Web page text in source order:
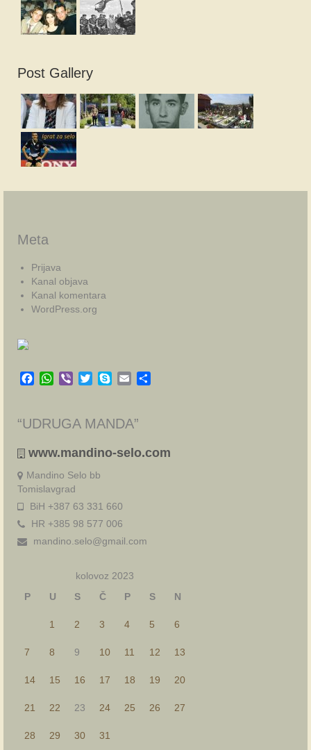
Post Gallery
Meta
Prijava
Kanal objava
Kanal komentara
WordPress.org
Facebook
WhatsApp
Viber TwitterSkypeEmail
“UDRUGA MANDA”
www.mandino-selo.com
Mandino Selo bb
Tomislavgrad
BiH +387 63 331 660
HR +385 98 577 006
mandino.selo@gmail.com
kolovoz 2023
P
U S Č P S N
1 2 3 4 5 6
7 8 9 10 11 12 13
14 15 16 17 18 19 20
21 22 23 24 25 26 27
28 29 30 31